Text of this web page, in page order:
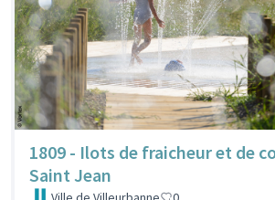
1809 - Ilots de fraicheur et de
Saint Jean